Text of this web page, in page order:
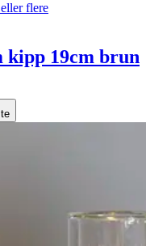
flere
kipp 19cm brun